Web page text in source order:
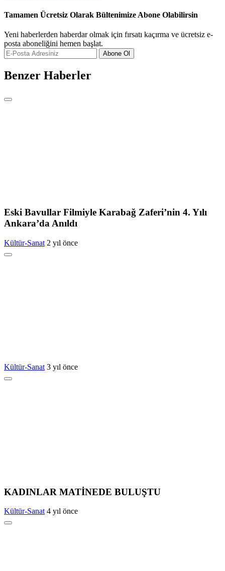
Tamamen Ücretsiz Olarak Bültenimize Abone Olabilirsin
Yeni haberlerden haberdar olmak için fırsatı kaçırma ve ücretsiz e-
posta aboneliğini hemen başlat.
Abone Ol
Benzer Haberler
Eski Bavullar Filmiyle Karabağ Zaferi’nin 4. Yılı
Ankara’da Anıldı
Kültür-Sanat 2 yıl önce
Kültür-Sanat 3 yıl önce
KADINLAR MATİNEDE BULUŞTU
Kültür-Sanat 4 yıl önce